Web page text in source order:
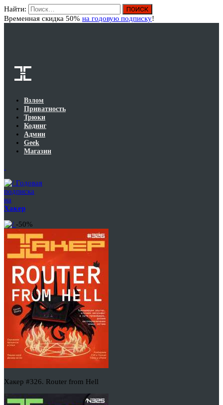
Найти:
Временная скидка 50% на годовую подписку!
Взлом
Приватность
Трюки
Кодинг
Админ
Geek
Магазин
Годовая
подписка
на
Хакер
-50%
Хакер #326. Router from Hell